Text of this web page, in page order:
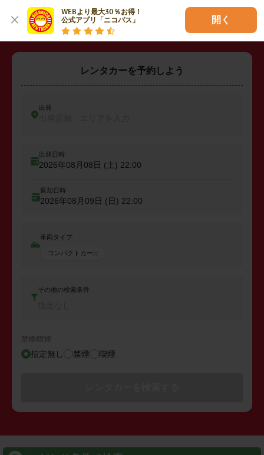
WEBより最大30％お得！
公式アプリ「ニコパス」
開く
レンタカーを予約しよう
出発
出発日時
2026年08月08日 (土) 22:00
返却日時
2026年08月09日 (日) 22:00
車両タイプ
コンパクトカー
その他の検索条件
禁煙/喫煙
指定無し 禁煙 喫煙